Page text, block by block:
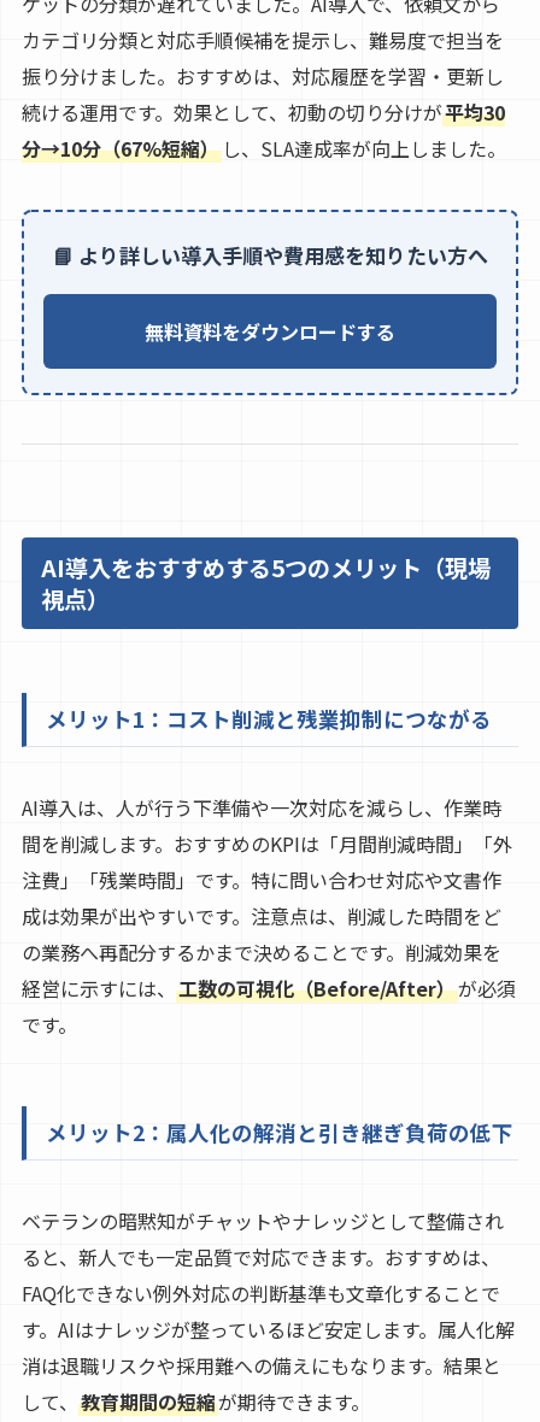
カテゴリ分類と対応手順候補を提示し、難易度で担当を
振り分けました。おすすめは、対応履歴を学習・更新し
続ける運用です。効果として、初動の切り分けが平均30
分→10分（67%短縮）し、SLA達成率が向上しました。
📘 より詳しい導入手順や費用感を知りたい方へ
無料資料をダウンロードする
AI導入をおすすめする5つのメリット（現場
視点）
メリット1：コスト削減と残業抑制につながる
AI導入は、人が行う下準備や一次対応を減らし、作業時
間を削減します。おすすめのKPIは「月間削減時間」「外
注費」「残業時間」です。特に問い合わせ対応や文書作
成は効果が出やすいです。注意点は、削減した時間をど
の業務へ再配分するかまで決めることです。削減効果を
経営に示すには、 工数の可視化（Before/After）が必須
です。
メリット2：属人化の解消と引き継ぎ負荷の低下
ベテランの暗黙知がチャットやナレッジとして整備され
ると、新人でも一定品質で対応できます。おすすめは、
FAQ化できない例外対応の判断基準も文章化することで
す。AIはナレッジが整っているほど安定します。属人化解
消は退職リスクや採用難への備えにもなります。結果と
して、 教育期間の短縮が期待できます。